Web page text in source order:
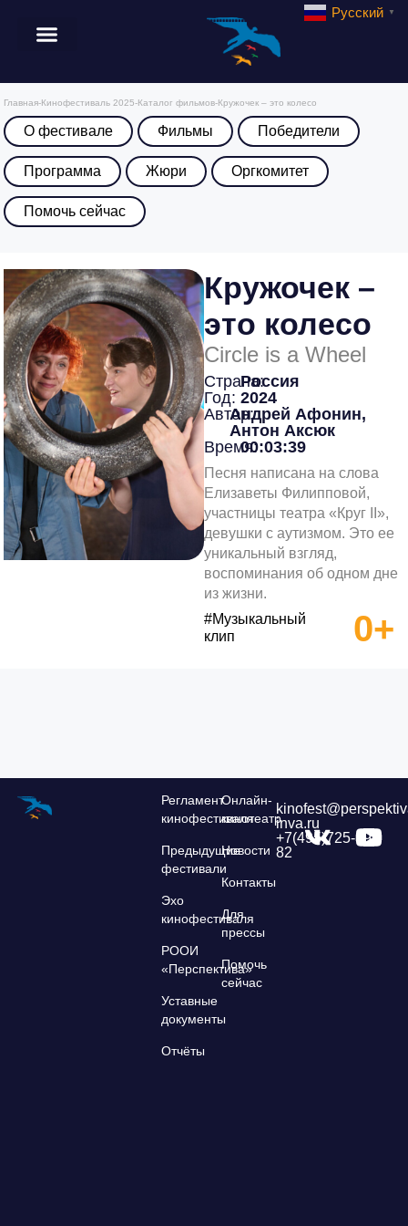
Русский ▼
Главная-Кинофестиваль 2025-Каталог фильмов-Кружочек – это колесо
О фестивале Фильмы Победители
Программа Жюри Оргкомитет
Помочь сейчас
Кружочек –
это колесо
Circle is a Wheel
Страна:Россия
Год: 2024
Автор:Андрей Афонин,
Антон Аксюк
Время:00:03:39
Песня написана на слова
Елизаветы Филипповой,
участницы театра «Круг II»,
девушки с аутизмом. Это ее
уникальный взгляд,
воспоминания об одном дне
из жизни.
#Музыкальный
клип
0+
Регламент
кинофестиваля
Предыдущие
фестивали
Эхо
кинофестиваля
РООИ
«Перспектива»
Уставные
документы
Отчёты
Онлайн-
кинотеатр
Новости
Контакты
Для
прессы
Помочь
сейчас
inva.ru
+7(495)725-39-
82